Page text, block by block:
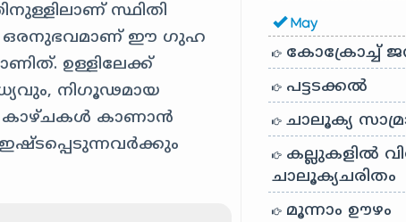
സ്ഥിതി
ഒരനുഭവമാണ് ഈ ഗുഹ
ഉള്ളിലേക്ക്
നിഗൂഢമായ
കാഴ്ചകൾ കാണാൻ
ഇഷ്ടപ്പെടുന്നവർക്കും
May
കോക്രോച്ച്
പട്ടടക്കൽ
ചാലൂക്യ
കല്ലുകളിൽ
ചാലൂക്യചരിതം
മൂന്നാം ഊഴം